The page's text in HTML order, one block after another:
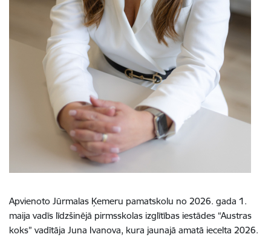
Apvienoto Jūrmalas Ķemeru pamatskolu no 2026. gada 1.
maija vadīs līdzšinējā pirmsskolas izglītības iestādes “Austras
koks” vadītāja Juna Ivanova, kura jaunajā amatā iecelta 2026.